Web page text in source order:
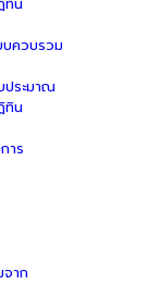
บควบรวม
ประมาณ
ทิน
าร
าก